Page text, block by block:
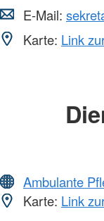
E-Mail:
Karte: Link
Ambulante
Karte: Link